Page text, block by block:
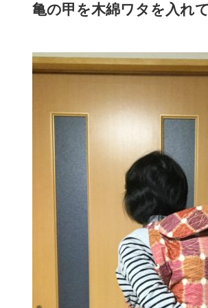
亀の甲を木綿ワタを入れ